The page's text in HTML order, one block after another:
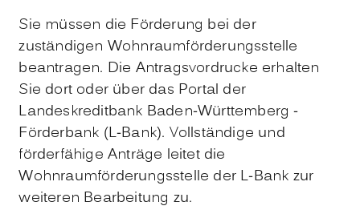
Sie müssen die Förderung bei der
zuständigen Wohnraumförderungsstelle
beantragen. Die Antragsvordrucke erhalten
Sie dort oder über das Portal der
Landeskreditbank Baden-Württemberg -
Förderbank (L-Bank). Vollständige und
förderfähige Anträge leitet die
Wohnraumförderungsstelle der L-Bank zur
weiteren Bearbeitung zu.